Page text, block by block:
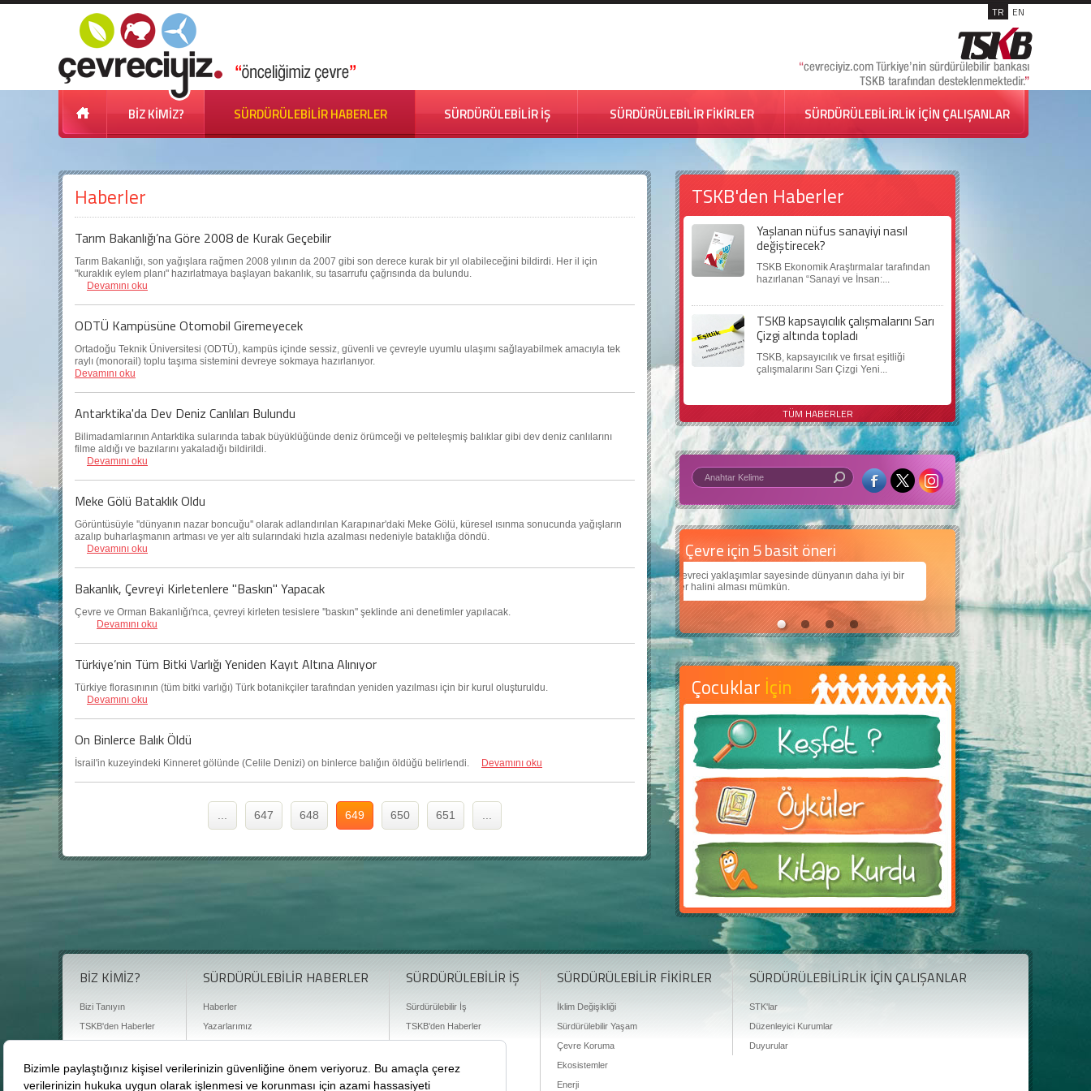
TR EN
BİZ KİMİZ? SÜRDÜRÜLEBİLİR HABERLER SÜRDÜRÜLEBİLİR İŞ SÜRDÜRÜLEBİLİR FİKİRLER SÜRDÜRÜLEBİLİRLİK İÇİN ÇALIŞANLAR
Haberler
Tarım Bakanlığı’na Göre 2008 de Kurak Geçebilir
Tarım Bakanlığı, son yağışlara rağmen 2008 yılının da 2007 gibi son derece kurak bir yıl olabileceğini bildirdi. Her il için
"kuraklık eylem planı" hazırlatmaya başlayan bakanlık, su tasarrufu çağrısında da bulundu.
Devamını oku
ODTÜ Kampüsüne Otomobil Giremeyecek
Ortadoğu Teknik Üniversitesi (ODTÜ), kampüs içinde sessiz, güvenli ve çevreyle uyumlu ulaşımı sağlayabilmek amacıyla tek
raylı (monorail) toplu taşıma sistemini devreye sokmaya hazırlanıyor.
Devamını oku
Antarktika'da Dev Deniz Canlıları Bulundu
Bilimadamlarının Antarktika sularında tabak büyüklüğünde deniz örümceği ve pelteleşmiş balıklar gibi dev deniz canlılarını
filme aldığı ve bazılarını yakaladığı bildirildi.
Devamını oku
Meke Gölü Bataklık Oldu
Görüntüsüyle ''dünyanın nazar boncuğu'' olarak adlandırılan Karapınar'daki Meke Gölü, küresel ısınma sonucunda yağışların
azalıp buharlaşmanın artması ve yer altı sularındaki hızla azalması nedeniyle bataklığa döndü.
Devamını oku
Bakanlık, Çevreyi Kirletenlere "Baskın" Yapacak
Çevre ve Orman Bakanlığı'nca, çevreyi kirleten tesislere ''baskın'' şeklinde ani denetimler yapılacak.
Devamını oku
Türkiye’nin Tüm Bitki Varlığı Yeniden Kayıt Altına Alınıyor
Türkiye florasınının (tüm bitki varlığı) Türk botanikçiler tarafından yeniden yazılması için bir kurul oluşturuldu.
Devamını oku
On Binlerce Balık Öldü
İsrail'in kuzeyindeki Kinneret gölünde (Celile Denizi) on binlerce balığın öldüğü belirlendi. Devamını oku
647 648 649 650 651
TSKB'den Haberler
Yaşlanan nüfus sanayiyi nasıl
değiştirecek?
TSKB Ekonomik Araştırmalar tarafından
hazırlanan “Sanayi ve İnsan:...
TSKB kapsayıcılık çalışmalarını Sarı
Çizgi altında topladı
TSKB, kapsayıcılık ve fırsat eşitliği
çalışmalarını Sarı Çizgi Yeni...
TÜM HABERLER
Çevre için 5 basit öneri
sayesinde dünyanın daha iyi bir
Daha iyi bir dünya için yapay zekâ
Çocuklarımıza daha güzel bir dünya bırakabilmek için
teknolojiden nasıl yararlanırız?
Çocuklar İçin
BİZ KİMİZ?
Bizi Tanıyın
TSKB'den Haberler
Basın Odası
Bize Ulaşın
SÜRDÜRÜLEBİLİR HABERLER
Haberler
Yazarlarımız
Sürdürülebilirlik Kütüphanesi
Karbon Sayacı
SÜRDÜRÜLEBİLİR İŞ
Sürdürülebilir İş
TSKB'den Haberler
SÜRDÜRÜLEBİLİR FİKİRLER
İklim Değişikliği
Sürdürülebilir Yaşam
Çevre Koruma
Ekosistemler
Enerji
SÜRDÜRÜLEBİLİRLİK İÇİN ÇALIŞANLAR
STK'lar
Düzenleyici Kurumlar
Duyurular